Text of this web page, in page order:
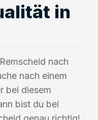
in
nach
nach einem
bei diesem
bist du bei